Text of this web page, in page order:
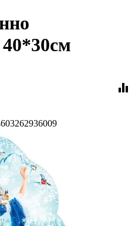
equalizer